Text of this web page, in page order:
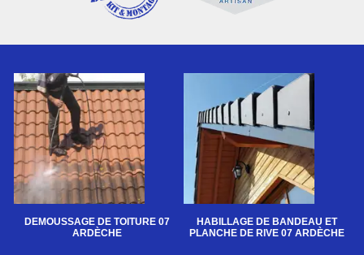
DEMOUSSAGE DE TOITURE 07
ARDÈCHE
HABILLAGE DE BANDEAU ET
PLANCHE DE RIVE 07 ARDÈCHE